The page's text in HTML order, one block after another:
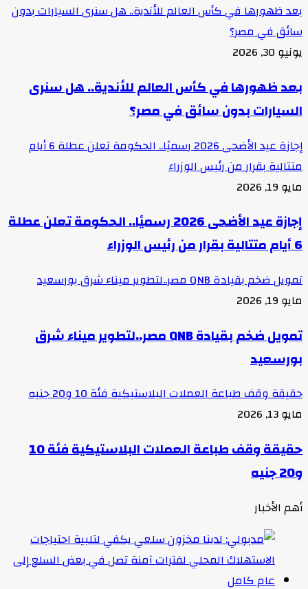
بعد ظهورها في كأس العالم للأندية.. هل سنرى السيارات بدون
سائق في مصر؟
يونيو 30, 2026
بعد ظهورها في كأس العالم للأندية.. هل سنرى
السيارات بدون سائق في مصر؟
إجازة عيد الأضحى 2026 رسميًا.. الحكومة تعلن عطلة 6 أيام
متتالية بقرار من رئيس الوزراء
مايو 19, 2026
إجازة عيد الأضحى 2026 رسميًا.. الحكومة تعلن عطلة
6 أيام متتالية بقرار من رئيس الوزراء
تمويل ضخم بقيادة QNB مصر..لتطوير ميناء شرق بورسعيد
مايو 19, 2026
تمويل ضخم بقيادة QNB مصر..لتطوير ميناء شرق
بورسعيد
حقيقة وقف طباعة العملات البلاستيكية فئة 10 و20 جنيه
مايو 13, 2026
حقيقة وقف طباعة العملات البلاستيكية فئة 10
و20 جنيه
أهم الأخبار